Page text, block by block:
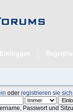
Einloggen
oderregistrieren sie sich
Passwort und